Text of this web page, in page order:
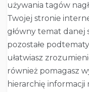
używania tagów
Twojej stronie
główny temat danej
pozostałe
ułatwiasz
również pomagasz
hierarchię informacji